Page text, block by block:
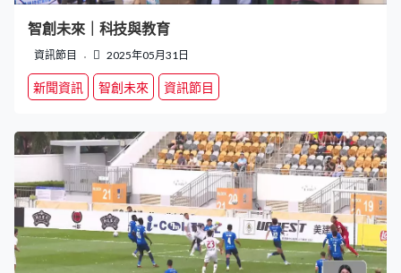
智創未來｜科技與教育
資訊節目 2025年05月31日
新聞資訊 智創未來 資訊節目